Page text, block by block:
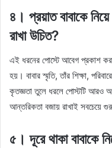
৪। প্রয়াত বাবাকে
রাখা উচিত?
এই ধরনের পোস্টে আবেগ প্রকাশ করা
হয়। বাবার স্মৃতি, তাঁর শিক্ষা,
কৃতজ্ঞতা তুলে ধরলে পোস্টটি আরও
আন্তরিকতা বজায় রাখাই সবচেয়ে
৫। দূরে থাকা বাবাকে